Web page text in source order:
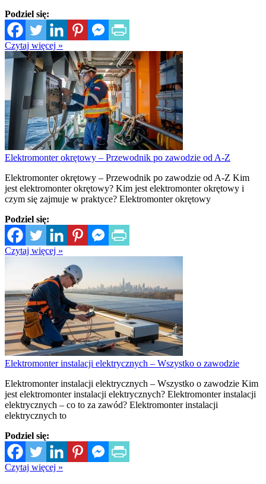
Podziel się:
Czytaj więcej »
Elektromonter okrętowy – Przewodnik po zawodzie od A-Z
Elektromonter okrętowy – Przewodnik po zawodzie od A-Z Kim
jest elektromonter okrętowy? Kim jest elektromonter okrętowy i
czym się zajmuje w praktyce? Elektromonter okrętowy
Podziel się:
Czytaj więcej »
Elektromonter instalacji elektrycznych – Wszystko o zawodzie
Elektromonter instalacji elektrycznych – Wszystko o zawodzie Kim
jest elektromonter instalacji elektrycznych? Elektromonter instalacji
elektrycznych – co to za zawód? Elektromonter instalacji
elektrycznych to
Podziel się:
Czytaj więcej »